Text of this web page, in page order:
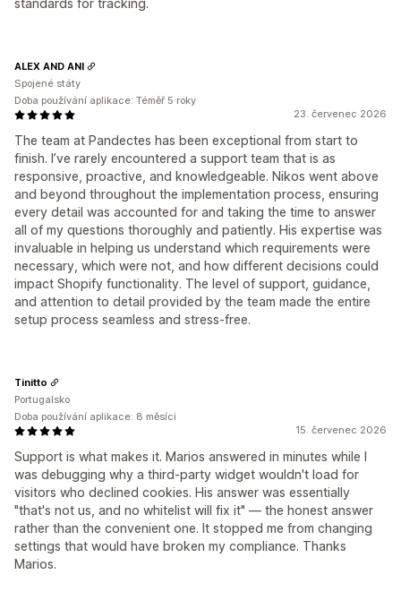
standards for tracking.
23. červenec 2026
The team at Pandectes has been exceptional from start to
finish. I’ve rarely encountered a support team that is as
responsive, proactive, and knowledgeable. Nikos went above
and beyond throughout the implementation process, ensuring
every detail was accounted for and taking the time to answer
all of my questions thoroughly and patiently. His expertise was
invaluable in helping us understand which requirements were
necessary, which were not, and how different decisions could
impact Shopify functionality. The level of support, guidance,
and attention to detail provided by the team made the entire
setup process seamless and stress-free.
ALEX AND ANI
Spojené státy
Doba používání aplikace: Téměř 5 roky
15. červenec 2026
Support is what makes it. Marios answered in minutes while I
was debugging why a third-party widget wouldn't load for
visitors who declined cookies. His answer was essentially
"that's not us, and no whitelist will fix it" — the honest answer
rather than the convenient one. It stopped me from changing
settings that would have broken my compliance. Thanks
Marios.
Tinitto
Portugalsko
Doba používání aplikace: 8 měsíci